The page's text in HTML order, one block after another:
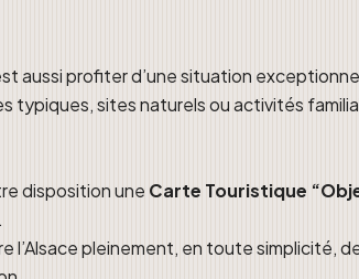
aussi profiter d’une situation
typiques, sites naturels ou activités
disposition une Carte Touristique
l’Alsace pleinement, en toute simplicité,